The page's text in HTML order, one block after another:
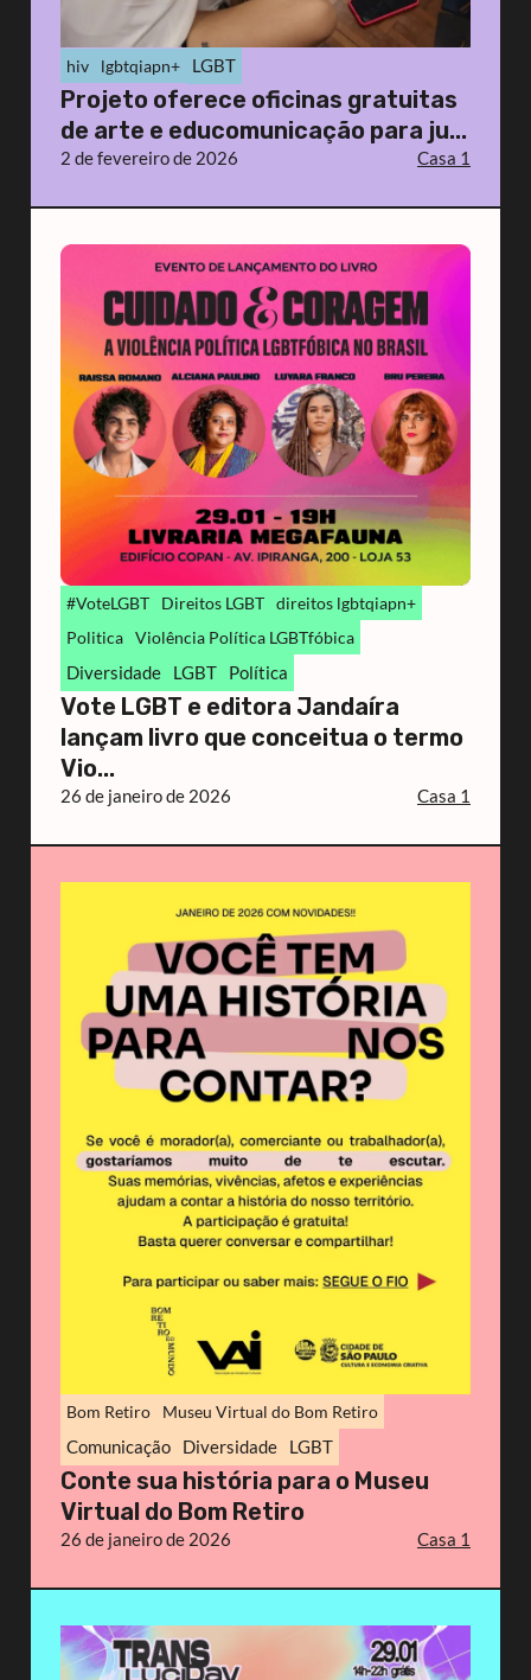
hiv lgbtqiapn+ LGBT
Projeto oferece oficinas gratuitas
de arte e educomunicação para ju...
2 de fevereiro de 2026 Casa 1
#VoteLGBT Direitos LGBT direitos lgbtqiapn+
Politica Violência Política LGBTfóbica
Diversidade LGBT Política
Vote LGBT e editora Jandaíra
lançam livro que conceitua o termo
Vio...
26 de janeiro de 2026 Casa 1
Bom Retiro Museu Virtual do Bom Retiro
Comunicação Diversidade LGBT
Conte sua história para o Museu
Virtual do Bom Retiro
26 de janeiro de 2026 Casa 1